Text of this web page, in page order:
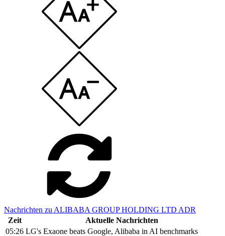
Nachrichten zu ALIBABA GROUP HOLDING LTD ADR
Zeit
Aktuelle Nachrichten
05:26 LG's Exaone beats Google, Alibaba in AI benchmarks